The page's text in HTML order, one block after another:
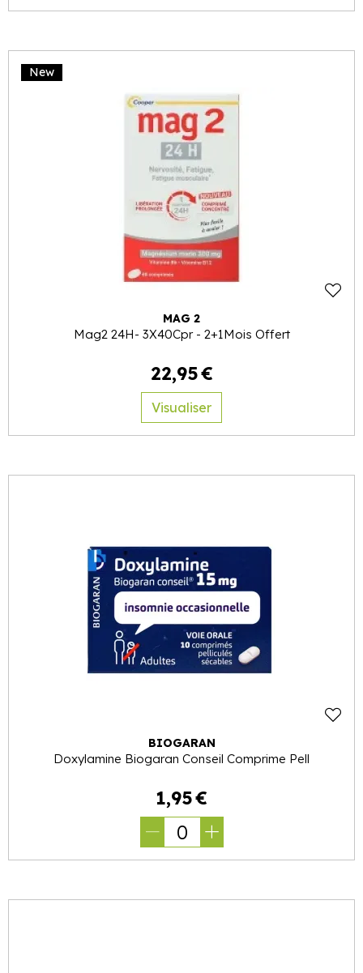
New
MAG 2
Mag2 24H- 3X40Cpr - 2+1Mois Offert
22,95€
Visualiser
BIOGARAN
Doxylamine Biogaran Conseil Comprime Pell
1,95€
0